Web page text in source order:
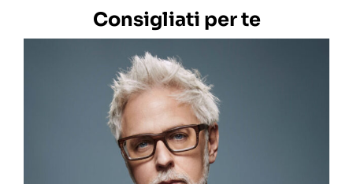
Consigliati per te